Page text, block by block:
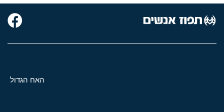
האח הגדול